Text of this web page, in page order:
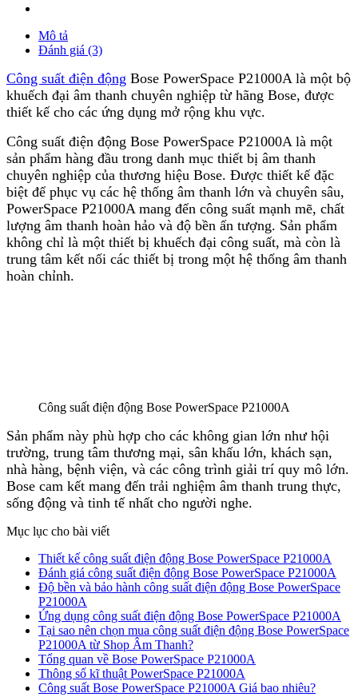
Mô tả
Đánh giá (3)
Công suất điện động Bose PowerSpace P21000A là một bộ
khuếch đại âm thanh chuyên nghiệp từ hãng Bose, được
thiết kế cho các ứng dụng mở rộng khu vực.
Công suất điện động Bose PowerSpace P21000A là một
sản phẩm hàng đầu trong danh mục thiết bị âm thanh
chuyên nghiệp của thương hiệu Bose. Được thiết kế đặc
biệt để phục vụ các hệ thống âm thanh lớn và chuyên sâu,
PowerSpace P21000A mang đến công suất mạnh mẽ, chất
lượng âm thanh hoàn hảo và độ bền ấn tượng. Sản phẩm
không chỉ là một thiết bị khuếch đại công suất, mà còn là
trung tâm kết nối các thiết bị trong một hệ thống âm thanh
hoàn chỉnh.
Công suất điện động Bose PowerSpace P21000A
Sản phẩm này phù hợp cho các không gian lớn như hội
trường, trung tâm thương mại, sân khấu lớn, khách sạn,
nhà hàng, bệnh viện, và các công trình giải trí quy mô lớn.
Bose cam kết mang đến trải nghiệm âm thanh trung thực,
sống động và tinh tế nhất cho người nghe.
Mục lục cho bài viết
Thiết kế công suất điện động Bose PowerSpace P21000A
Đánh giá công suất điện động Bose PowerSpace P21000A
Độ bền và bảo hành công suất điện động Bose PowerSpace
P21000A
Ứng dụng công suất điện động Bose PowerSpace P21000A
Tại sao nên chọn mua công suất điện động Bose PowerSpace
P21000A từ Shop Âm Thanh?
Tổng quan về Bose PowerSpace P21000A
Thông số kĩ thuật PowerSpace P21000A
Công suất Bose PowerSpace P21000A Giá bao nhiêu?